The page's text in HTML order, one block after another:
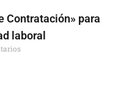
Contratación» para
laboral